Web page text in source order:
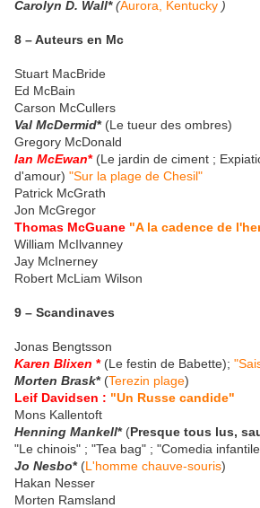
Carolyn D. Wall*(Aurora, Kentucky )
8 – Auteurs en Mc
Stuart MacBride
Ed McBain
Carson McCullers
Val McDermid*(Le tueur des ombres)
Gregory McDonald
Ian McEwan*(Le jardin de ciment ;
d'amour) "Sur la plage de Chesil"
Patrick McGrath
Jon McGregor
Thomas McGuane "A la cadence de
William McIlvanney
Jay McInerney
Robert McLiam Wilson
9 – Scandinaves
Jonas Bengtsson
Karen Blixen *(Le festin de Babette);
Morten Brask*(Terezin plage)
Leif Davidsen : "Un Russe candide"
Mons Kallentoft
Henning Mankell*(Presque tous lus,
"Le chinois" ; "Tea bag" ; "Comedia
Jo Nesbo*(L'homme chauve-souris)
Hakan Nesser
Morten Ramsland